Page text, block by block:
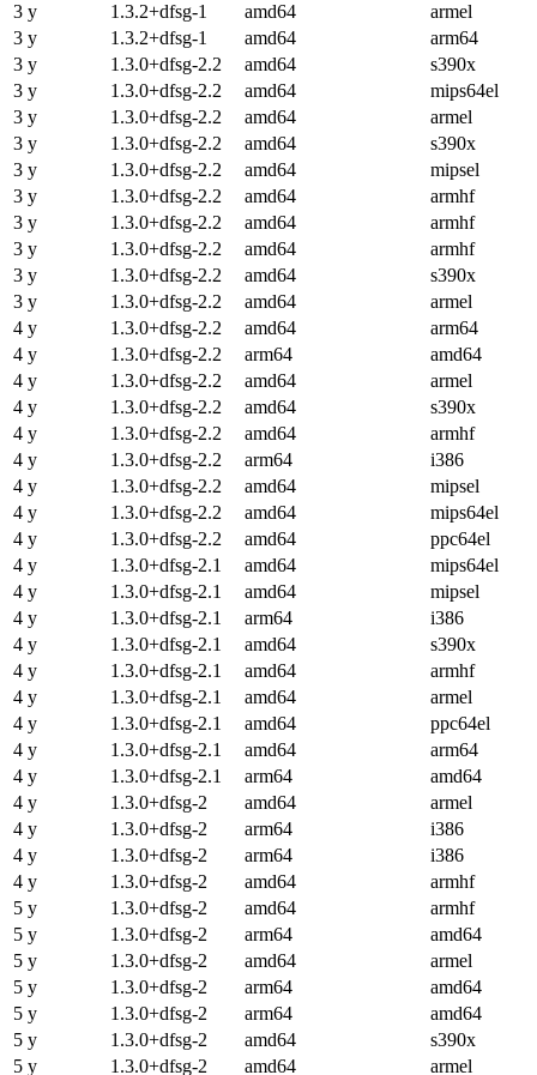
3 y
1.3.2+dfsg-1 amd64
armel
3 y
1.3.2+dfsg-1 amd64
arm64
3 y
1.3.0+dfsg-2.2 amd64
s390x
3 y
1.3.0+dfsg-2.2 amd64
mips64el
3 y
1.3.0+dfsg-2.2 amd64
armel
3 y
1.3.0+dfsg-2.2 amd64
s390x
3 y
1.3.0+dfsg-2.2 amd64
mipsel
3 y
1.3.0+dfsg-2.2 amd64
armhf
3 y
1.3.0+dfsg-2.2 amd64
armhf
3 y
1.3.0+dfsg-2.2 amd64
armhf
3 y
1.3.0+dfsg-2.2 amd64
s390x
3 y
1.3.0+dfsg-2.2 amd64
armel
4 y
1.3.0+dfsg-2.2 amd64
arm64
4 y
1.3.0+dfsg-2.2 arm64
amd64
4 y
1.3.0+dfsg-2.2 amd64
armel
4 y
1.3.0+dfsg-2.2 amd64
s390x
4 y
1.3.0+dfsg-2.2 amd64
armhf
4 y
1.3.0+dfsg-2.2 arm64
i386
4 y
1.3.0+dfsg-2.2 amd64
mipsel
4 y
1.3.0+dfsg-2.2 amd64
mips64el
4 y
1.3.0+dfsg-2.2 amd64
ppc64el
4 y
1.3.0+dfsg-2.1 amd64
mips64el
4 y
1.3.0+dfsg-2.1 amd64
mipsel
4 y
1.3.0+dfsg-2.1 arm64
i386
4 y
1.3.0+dfsg-2.1 amd64
s390x
4 y
1.3.0+dfsg-2.1 amd64
armhf
4 y
1.3.0+dfsg-2.1 amd64
armel
4 y
1.3.0+dfsg-2.1 amd64
ppc64el
4 y
1.3.0+dfsg-2.1 amd64
arm64
4 y
1.3.0+dfsg-2.1 arm64
amd64
4 y
1.3.0+dfsg-2 amd64
armel
4 y
1.3.0+dfsg-2 arm64
i386
4 y
1.3.0+dfsg-2 arm64
i386
4 y
1.3.0+dfsg-2 amd64
armhf
5 y
1.3.0+dfsg-2 amd64
armhf
5 y
1.3.0+dfsg-2 arm64
amd64
5 y
1.3.0+dfsg-2 amd64
armel
5 y
1.3.0+dfsg-2 arm64
amd64
5 y
1.3.0+dfsg-2 arm64
amd64
5 y
1.3.0+dfsg-2 amd64
s390x
5 y
1.3.0+dfsg-2 amd64 armel